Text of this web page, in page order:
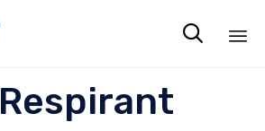

Respirant